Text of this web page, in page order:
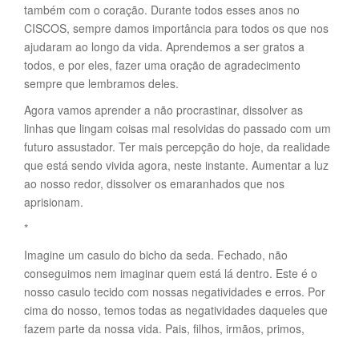
também com o coração. Durante todos esses anos no
CISCOS, sempre damos importância para todos os que nos
ajudaram ao longo da vida. Aprendemos a ser gratos a
todos, e por eles, fazer uma oração de agradecimento
sempre que lembramos deles.
Agora vamos aprender a não procrastinar, dissolver as
linhas que lingam coisas mal resolvidas do passado com um
futuro assustador. Ter mais percepção do hoje, da realidade
que está sendo vivida agora, neste instante. Aumentar a luz
ao nosso redor, dissolver os emaranhados que nos
aprisionam.
*
Imagine um casulo do bicho da seda. Fechado, não
conseguimos nem imaginar quem está lá dentro. Este é o
nosso casulo tecido com nossas negatividades e erros. Por
cima do nosso, temos todas as negatividades daqueles que
fazem parte da nossa vida. Pais, filhos, irmãos, primos,